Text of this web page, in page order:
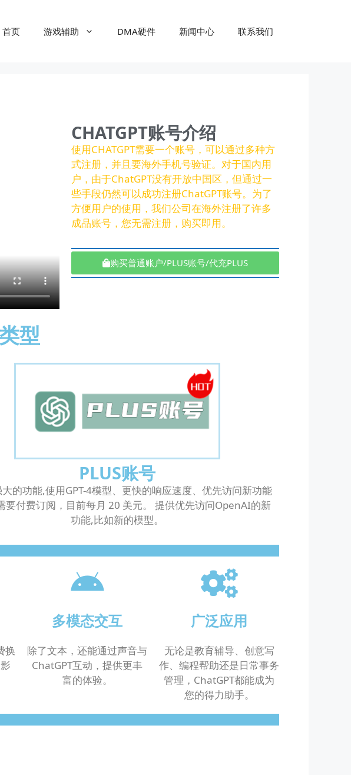
首页 游戏辅助 DMA硬件 新闻中心 联系我们
CHATGPT账号介绍
使用CHATGPT需要一个账号，可以通过多种方
式注册，并且要海外手机号验证。对于国内用
户，由于ChatGPT没有开放中国区，但通过一
些手段仍然可以成功注册ChatGPT账号。为了
方便用户的使用，我们公司在海外注册了许多
成品账号，您无需注册，购买即用。
购买普通账户/PLUS账号/代充PLUS
型
PLUS账号
的功能,使用GPT-4模型、更快的响应速度、优先访问新功能
要付费订阅，目前每月 20 美元。 提供优先访问OpenAI的新
功能,比如新的模型。
换
多模态交互
除了文本，还能通过声音与
ChatGPT互动，提供更丰
富的体验。
广泛应用
无论是教育辅导、创意写
作、编程帮助还是日常事务
管理，ChatGPT都能成为
您的得力助手。